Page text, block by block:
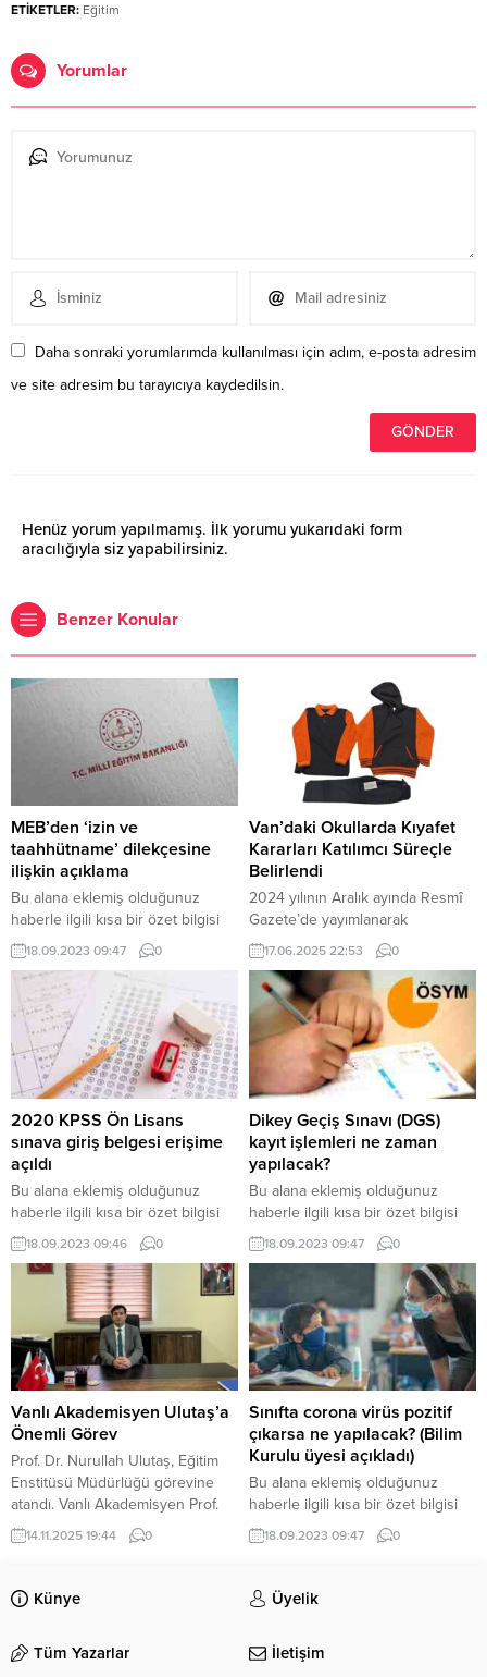
ETİKETLER: Eğitim
Yorumlar
Daha sonraki yorumlarımda kullanılması için adım, e-posta adresim
ve site adresim bu tarayıcıya kaydedilsin.
Henüz yorum yapılmamış. İlk yorumu yukarıdaki form
aracılığıyla siz yapabilirsiniz.
Benzer Konular
MEB’den ‘izin ve
taahhütname’ dilekçesine
ilişkin açıklama
Bu alana eklemiş olduğunuz
haberle ilgili kısa bir özet bilgisi
ekleyebilirsiniz. Bu metin yazı
düzenleme sayfasında “Özet”
bölümünden eklenebilir. Özet
eklenmişse başlık altında kalın
olarak bu şekilde gösterilir,
eklenmemişse bu alan boş kalır.
18.09.2023 09:47 0
Van’daki Okullarda Kıyafet
Kararları Katılımcı Süreçle
Belirlendi
2024 yılının Aralık ayında Resmî
Gazete’de yayımlanarak
yürürlüğe giren “Öğrencilerin
Kılık ve Kıyafetlerine Dair
Yönetmelik” doğrultusunda, Milli
Eğitim Bakanlığı’na bağlı tüm
okullarda kıyafet uygulamalarıyla
ilgili karar süreci 2024-2025
eğitim öğretim yılı ikinci
döneminde başlamıştı. Van’daki
okullarda da bu kapsamda alınan
kararların, geniş bir katılımla ve
planlı bir şekilde yürütüldüğü
görüldü....
17.06.2025 22:53 0
2020 KPSS Ön Lisans
sınava giriş belgesi erişime
açıldı
Bu alana eklemiş olduğunuz
haberle ilgili kısa bir özet bilgisi
ekleyebilirsiniz. Bu metin yazı
düzenleme sayfasında “Özet”
bölümünden eklenebilir. Özet
eklenmişse başlık altında kalın
olarak bu şekilde gösterilir,
eklenmemişse bu alan boş kalır.
18.09.2023 09:46 0
Dikey Geçiş Sınavı (DGS)
kayıt işlemleri ne zaman
yapılacak?
Bu alana eklemiş olduğunuz
haberle ilgili kısa bir özet bilgisi
ekleyebilirsiniz. Bu metin yazı
düzenleme sayfasında “Özet”
bölümünden eklenebilir. Özet
eklenmişse başlık altında kalın
olarak bu şekilde gösterilir,
eklenmemişse bu alan boş kalır.
18.09.2023 09:47 0
Vanlı Akademisyen Ulutaş’a
Önemli Görev
Prof. Dr. Nurullah Ulutaş, Eğitim
Enstitüsü Müdürlüğü görevine
atandı. Vanlı Akademisyen Prof.
Dr. Nurullah Ulutaş, Bitlis Eren
Üniversitesi Lisansüstü Eğitim
getirildi. Prof. Dr. Nurullah Ulutaş,
Bitlis Eren Üniversitesi Rektörü
tensipleriyle, Lisansüstü Eğitim
14.11.2025 19:44 0
Sınıfta corona virüs pozitif
çıkarsa ne yapılacak? (Bilim
Kurulu üyesi açıkladı)
Bu alana eklemiş olduğunuz
haberle ilgili kısa bir özet bilgisi
ekleyebilirsiniz. Bu metin yazı
düzenleme sayfasında “Özet”
eklenmişse başlık altında kalın
olarak bu şekilde gösterilir,
18.09.2023 09:47 0
Künye Üyelik
Tüm Yazarlar İletişim